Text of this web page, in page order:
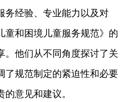
务经验、专业能力以及对
童和困境儿童服务规范》的
。他们从不同角度探讨了关
了规范制定的紧迫性和必要
意见和建议。